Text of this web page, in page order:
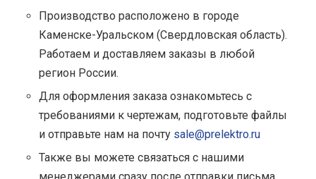
Производство расположено в городе
Каменске-Уральском (Свердловская область).
Работаем и доставляем заказы в любой
регион России.
Для оформления заказа ознакомьтесь с
требованиями к чертежам, подготовьте файлы
и отправьте нам на почту sale@prelektro.ru
Также вы можете связаться с нашими